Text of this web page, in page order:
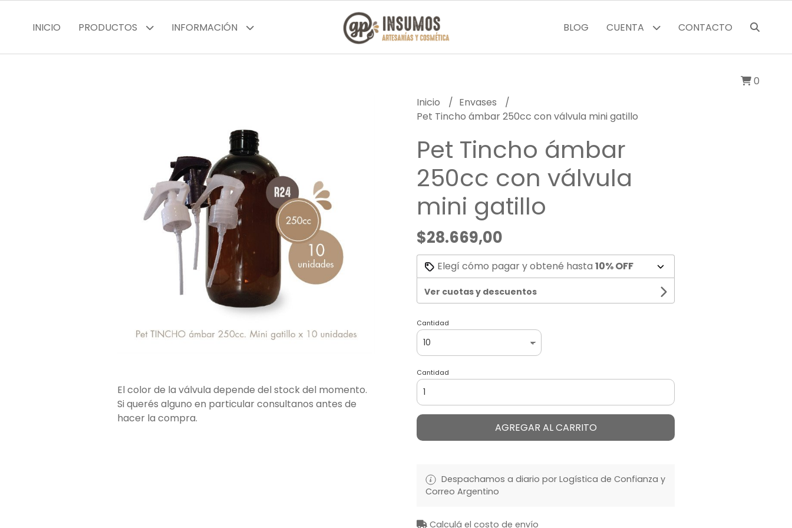
INICIO PRODUCTOS INFORMACIÓN BLOG CUENTA CONTACTO
0
El color de la válvula depende del stock del momento.
Si querés alguno en particular consultanos antes de
hacer la compra.
Inicio
Envases
Pet Tincho ámbar 250cc con válvula mini gatillo
Pet Tincho ámbar
250cc con válvula
mini gatillo
$28.669,00
Elegí cómo pagar y obtené hasta 10% OFF
Ver cuotas y descuentos
Cantidad
Cantidad
AGREGAR AL CARRITO
Despachamos a diario por Logística de Confianza y
Correo Argentino
Calculá el costo de envío